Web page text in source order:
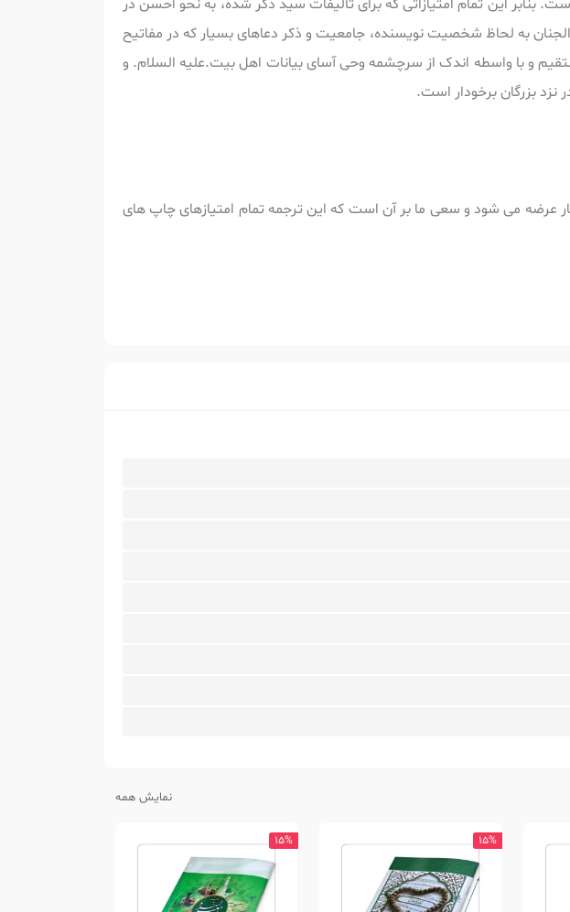
این تمام امتیازاتی که برای تألیفات سید ذکر شده، به نحو احسن در
الجنان به لحاظ شخصیت نویسنده، جامعیت و ذکر دعاهای بسیار که در مفاتیح
و با واسطه اندک از سرچشمه وحی آسای بیانات اهل بیت.علیه السلام. و
بزرگان برخودار است.
عرضه می شود و سعی ما بر آن است که این ترجمه تمام امتیازهای چاپ های
نمایش همه
15%
15%